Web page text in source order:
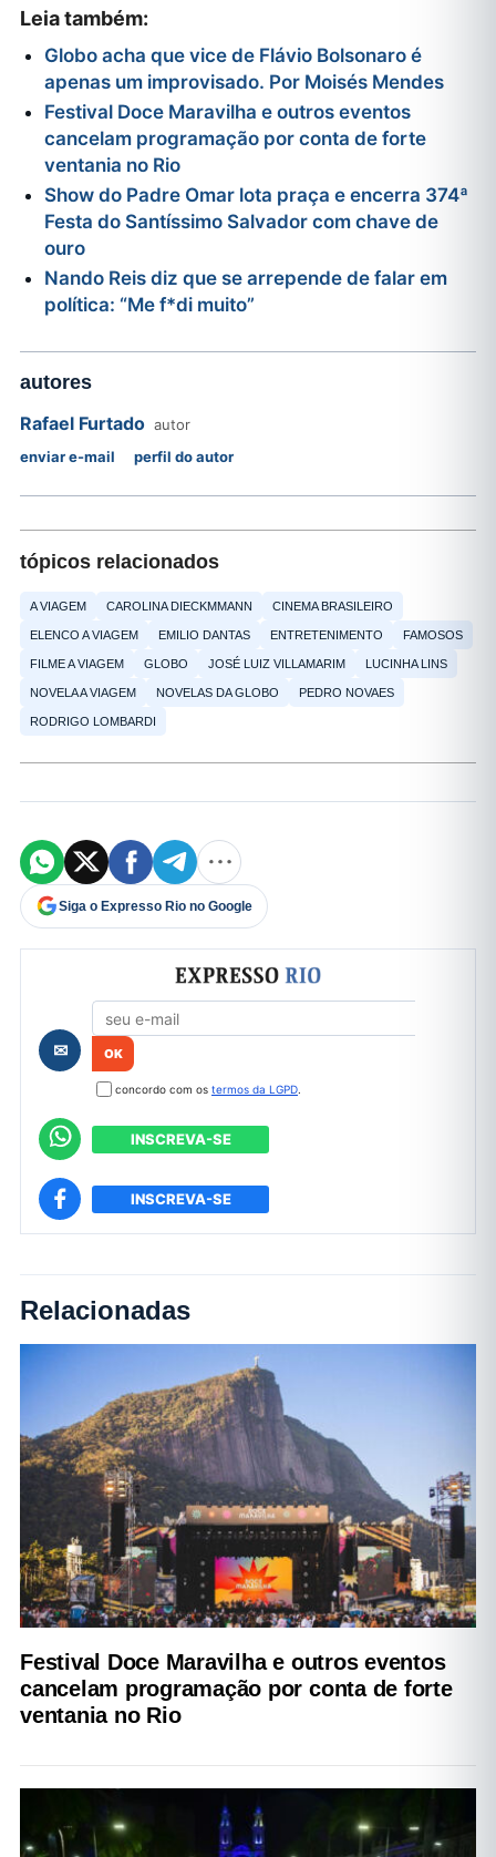
Leia também:
Globo acha que vice de Flávio Bolsonaro é
apenas um improvisado. Por Moisés Mendes
Festival Doce Maravilha e outros eventos
cancelam programação por conta de forte
ventania no Rio
Show do Padre Omar lota praça e encerra 374ª
Festa do Santíssimo Salvador com chave de
ouro
Nando Reis diz que se arrepende de falar em
política: “Me f*di muito”
autores
Rafael Furtado autor
enviar e-mail
perfil do autor
tópicos relacionados
A VIAGEM CAROLINA DIECKMMANN CINEMA BRASILEIRO
ELENCO A VIAGEM EMILIO DANTAS ENTRETENIMENTO FAMOSOS
FILME A VIAGEM GLOBO JOSÉ LUIZ VILLAMARIM LUCINHA LINS
NOVELA A VIAGEM NOVELAS DA GLOBO PEDRO NOVAES
RODRIGO LOMBARDI
Siga o Expresso Rio no Google
Formulário de cadastro
✉
concordo com os termos da LGPD.
INSCREVA-SE
INSCREVA-SE
Relacionadas
Festival Doce Maravilha e outros eventos
cancelam programação por conta de forte
ventania no Rio